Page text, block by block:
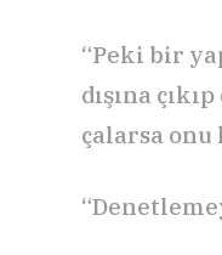
“Peki bir
dışına
çalarsa